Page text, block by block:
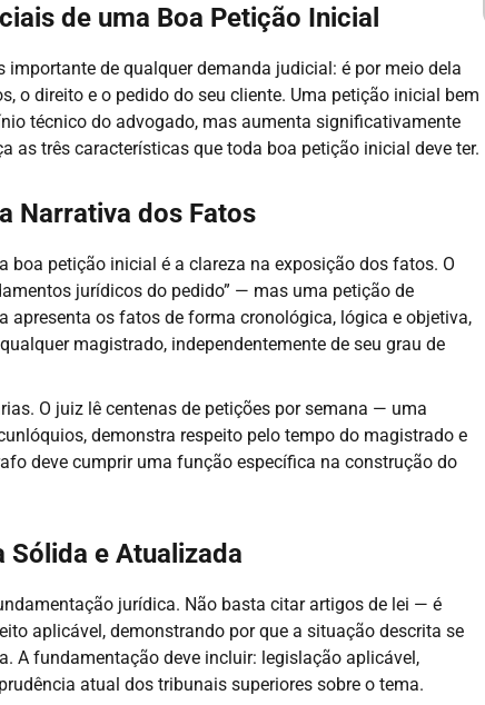
de uma Boa Petição Inicial
de qualquer demanda judicial: é por meio dela
o direito e o pedido do seu cliente. Uma petição inicial bem
técnico do advogado, mas aumenta significativamente
as três características que toda boa petição inicial deve ter.
Narrativa dos Fatos
boa petição inicial é a clareza na exposição dos fatos. O
jurídicos do pedido” — mas uma petição de
apresenta os fatos de forma cronológica, lógica e objetiva,
magistrado, independentemente de seu grau de
O juiz lê centenas de petições por semana — uma
demonstra respeito pelo tempo do magistrado e
deve cumprir uma função específica na construção do
e Atualizada
jurídica. Não basta citar artigos de lei — é
aplicável, demonstrando por que a situação descrita se
A fundamentação deve incluir: legislação aplicável,
atual dos tribunais superiores sobre o tema.